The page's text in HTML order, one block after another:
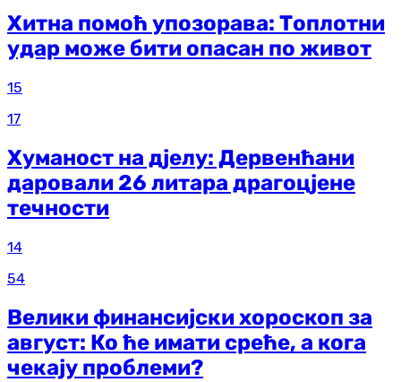
Хитна помоћ упозорава: Топлотни
удар може бити опасан по живот
15
17
Хуманост на дјелу: Дервенћани
даровали 26 литара драгоцјене
течности
14
54
Велики финансијски хороскоп за
август: Ко ће имати среће, а кога
чекају проблеми?